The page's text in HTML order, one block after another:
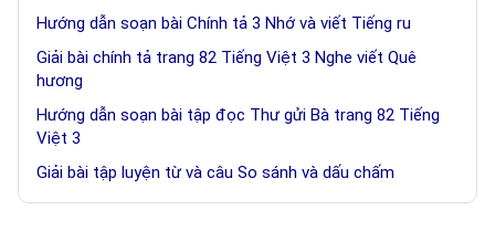
Hướng dẫn soạn bài Chính tả 3 Nhớ và viết Tiếng ru
Giải bài chính tả trang 82 Tiếng Việt 3 Nghe viết Quê
hương
Hướng dẫn soạn bài tập đọc Thư gửi Bà trang 82 Tiếng
Việt 3
Giải bài tập luyện từ và câu So sánh và dấu chấm